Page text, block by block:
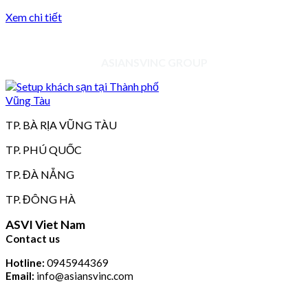
Xem chi tiết
TP. BÀ RỊA VŨNG TÀU
TP. PHÚ QUỐC
TP. ĐÀ NẴNG
TP. ĐÔNG HÀ
ASVI Viet Nam
Contact us
Hotline: 0945944369
Email: info@asiansvinc.com